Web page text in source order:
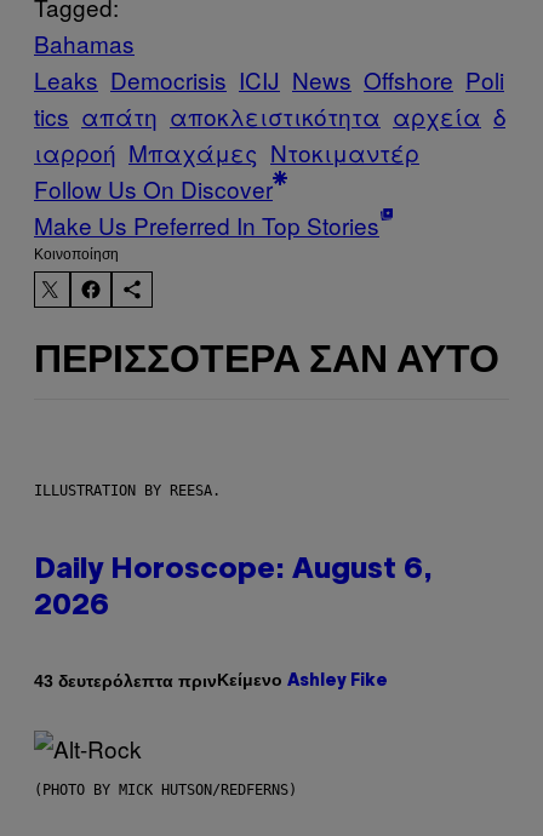
Tagged:
Bahamas
Leaks Democrisis ICIJ News Offshore Poli
tics απάτη αποκλειστικότητα αρχεία δ
ιαρροή Μπαχάμες Ντοκιμαντέρ
Follow Us On Discover
Make Us Preferred In Top Stories
Kοινοποίηση
ΠΕΡΙΣΣΌΤΕΡΑ ΣΑΝ ΑΥΤΌ
ILLUSTRATION BY REESA.
Daily Horoscope: August 6,
2026
43 δευτερόλεπτα πρινΚείμενο Ashley Fike
(PHOTO BY MICK HUTSON/REDFERNS)